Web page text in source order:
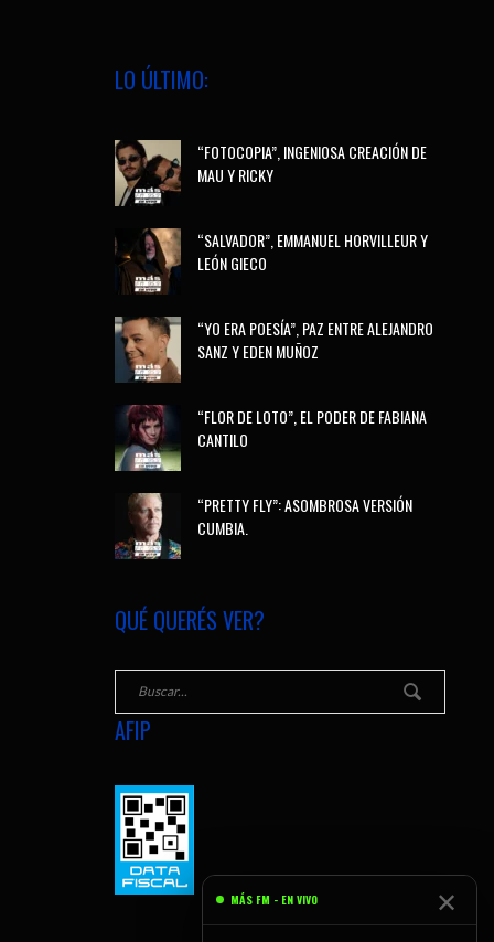
LO ÚLTIMO:
“FOTOCOPIA”, INGENIOSA CREACIÓN DE
MAU Y RICKY
“SALVADOR”, EMMANUEL HORVILLEUR Y
LEÓN GIECO
“YO ERA POESÍA”, PAZ ENTRE ALEJANDRO
SANZ Y EDEN MUÑOZ
“FLOR DE LOTO”, EL PODER DE FABIANA
CANTILO
“PRETTY FLY”: ASOMBROSA VERSIÓN
CUMBIA.
QUÉ QUERÉS VER?
AFIP
MÁS FM - EN VIVO ✕